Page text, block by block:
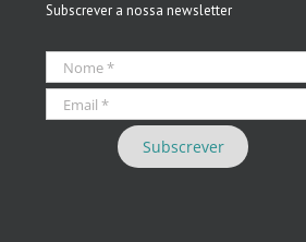
Subscrever a nossa newsletter